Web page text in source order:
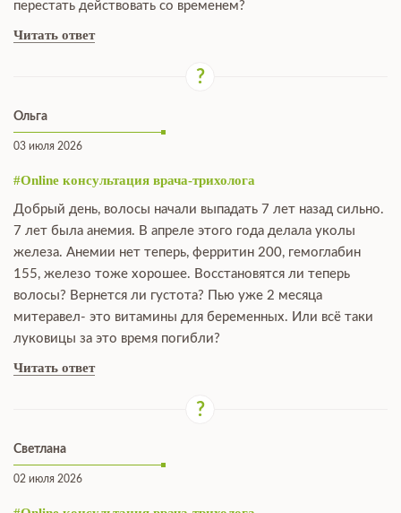
перестать действовать со временем?
Читать ответ
Ольга
03 июля 2026
#Online консультация врача-трихолога
Добрый день, волосы начали выпадать 7 лет назад сильно.
7 лет была анемия. В апреле этого года делала уколы
железа. Анемии нет теперь, ферритин 200, гемоглабин
155, железо тоже хорошее. Восстановятся ли теперь
волосы? Вернется ли густота? Пью уже 2 месяца
митеравел- это витамины для беременных. Или всё таки
луковицы за это время погибли?
Читать ответ
Светлана
02 июля 2026